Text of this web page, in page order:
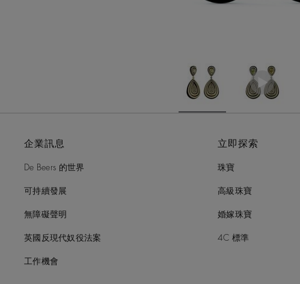
企業訊息
De Beers 的世界
可持續發展
無障礙聲明
英國反現代奴役法案
工作機會
立即探索
珠寶
高級珠寶
婚嫁珠寶
4C 標準